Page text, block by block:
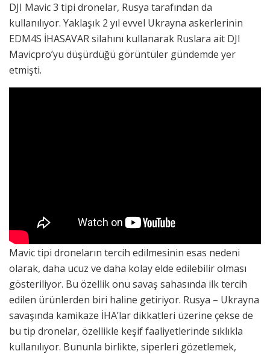
DJI Mavic 3 tipi dronelar, Rusya tarafından da
kullanılıyor. Yaklaşık 2 yıl evvel Ukrayna askerlerinin
EDM4S İHASAVAR silahını kullanarak Ruslara ait DJI
Mavicpro’yu düşürdüğü görüntüler gündemde yer
etmişti.
Mavic tipi droneların tercih edilmesinin esas nedeni
olarak, daha ucuz ve daha kolay elde edilebilir olması
gösteriliyor. Bu özellik onu savaş sahasında ilk tercih
edilen ürünlerden biri haline getiriyor. Rusya – Ukrayna
savaşında kamikaze İHA’lar dikkatleri üzerine çekse de
bu tip dronelar, özellikle keşif faaliyetlerinde sıklıkla
kullanılıyor. Bununla birlikte, siperleri gözetlemek,